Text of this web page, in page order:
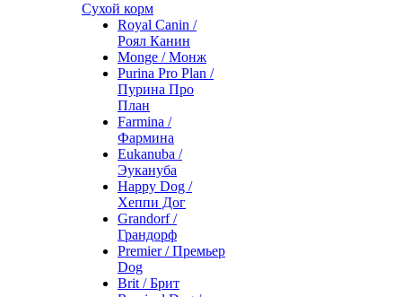
Сухой корм
Royal Canin /
Роял Канин
Monge / Монж
Purina Pro Plan /
Пурина Про
План
Farmina /
Фармина
Eukanuba /
Эукануба
Happy Dog /
Хеппи Дог
Grandorf /
Грандорф
Premier / Премьер
Dog
Brit / Брит